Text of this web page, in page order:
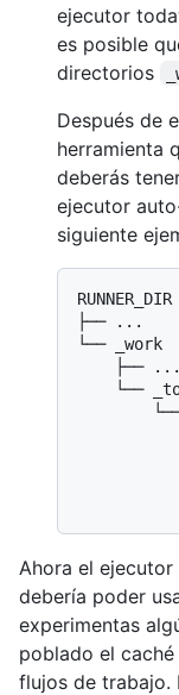
ejecutor
es posible
directorios
Después de
herramienta
deberás
ejecutor
siguiente
RUNNER_DIR
├── ...
└── _work
Ahora el
debería poder
experimentas
poblado el
flujos de trabajo.